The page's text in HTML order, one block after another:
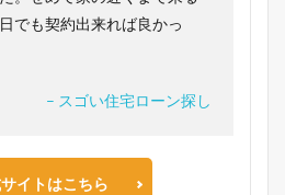
でも契約出来れば良かっ
– スゴい住宅ローン探し
イトはこちら